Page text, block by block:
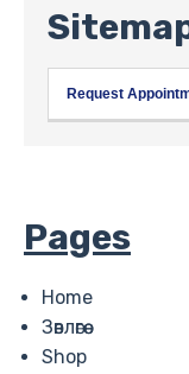
Request
Pages
Home
Зөвлөгөө
Shop